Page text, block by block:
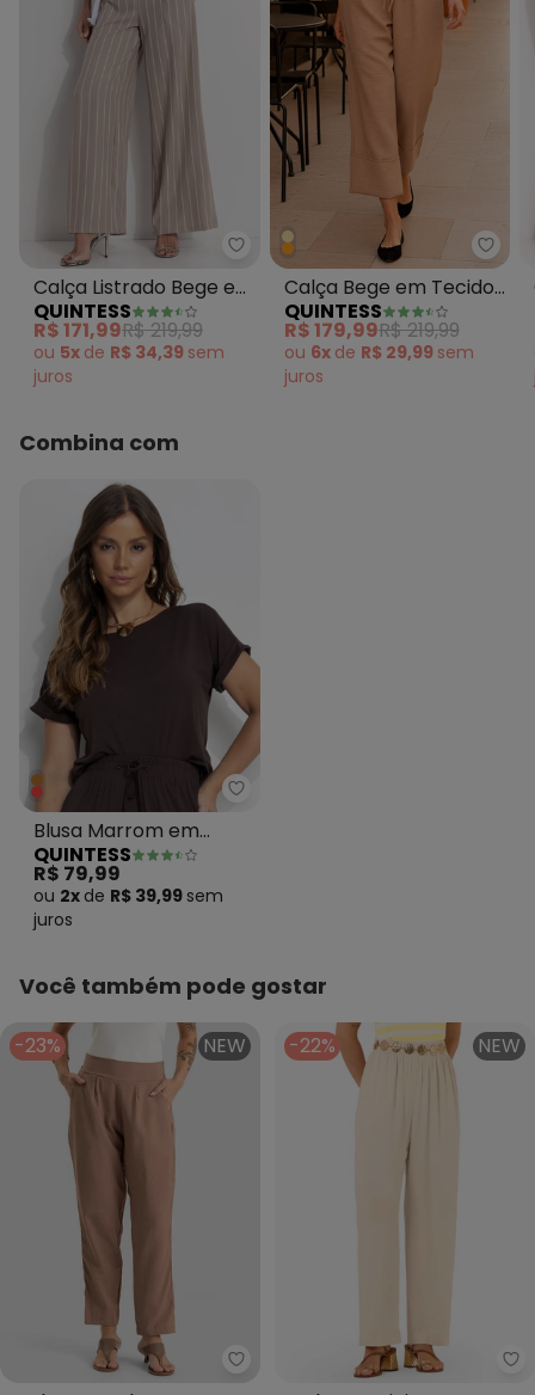
Quintess - Calça Listrado Bege
Calça Listrado Bege em
Alfaiataria Risca de Giz
QUINTESS
R$ 171,99R$ 219,99
ou 5x de R$ 34,39 sem
juros
Calça Bege em Tecido
Texturizado
QUINTESS
R$ 179,99R$ 219,99
ou 6x de R$ 29,99 sem
juros
Combina com
Quintess - Blusa Marrom em
Blusa Marrom em
Malha de Viscose
QUINTESS
R$ 79,99
ou 2x de R$ 39,99 sem
juros
Você também pode gostar
-23% NEW
Dianna - Calça Pantalona
-22% NEW